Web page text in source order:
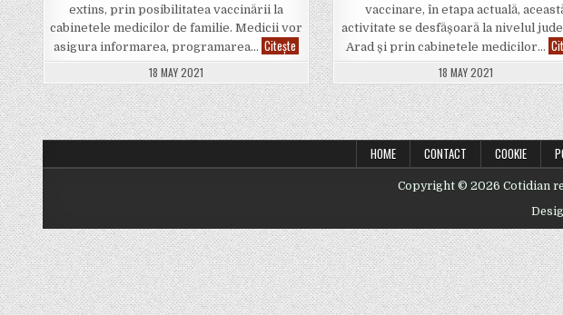
extins, prin posibilitatea vaccinării la
cabinetele medicilor de familie. Medicii vor
asigura informarea, programarea… CiteșteStart
în
campania
de
vaccinare
la
cabinetele
medicilor
de
din
Timiș
18 MAY 2021
vaccinare, în etapa actuală,
activitate se desfășoară la nivelul
Arad și prin cabinetele medicilor…
18 MAY 2021
HOME CONTACT COOKIE
Copyright © 2026 Cotidian